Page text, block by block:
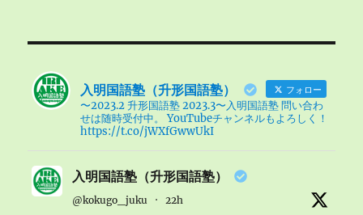
入明国語塾（升形国語塾） フォロー
〜2023.2 升形国語塾 2023.3〜入明国語塾 問い合わ
せは随時受付中。 YouTubeチャンネルもよろしく！
https://t.co/jWXfGwwUkI
入明国語塾（升形国語塾）
@kokugo_juku · 22h